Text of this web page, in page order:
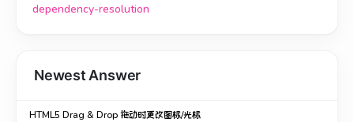
dependency-resolution
Newest Answer
HTML5 Drag & Drop 拖动时更改图标/光标